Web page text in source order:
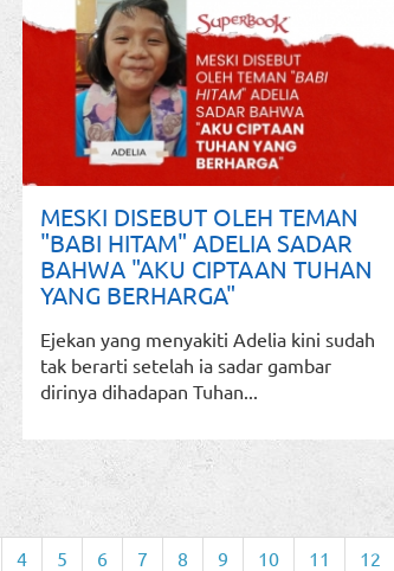
MESKI DISEBUT OLEH TEMAN
"BABI HITAM" ADELIA SADAR
BAHWA "AKU CIPTAAN TUHAN
YANG BERHARGA"
Ejekan yang menyakiti Adelia kini sudah
tak berarti setelah ia sadar gambar
dirinya dihadapan Tuhan...
4 5 6 7 8 9 10 11 12